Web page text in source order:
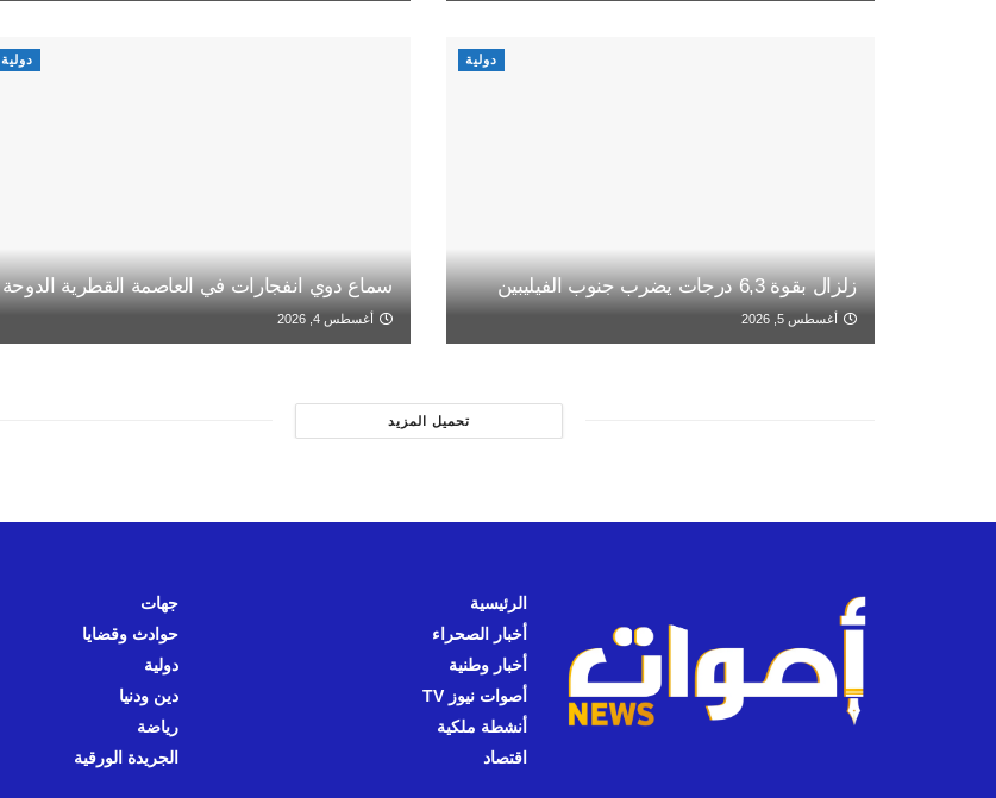
دولية
زلزال بقوة 6,3 درجات يضرب جنوب الفيليبين
أغسطس 5, 2026
دولية
سماع دوي انفجارات في العاصمة القطرية الدوحة
أغسطس 4, 2026
تحميل المزيد
الرئيسية
أخبار الصحراء
أخبار وطنية
أصوات نيوز TV
أنشطة ملكية
اقتصاد
جهات
حوادث وقضايا
دولية
دين ودنيا
رياضة
الجريدة الورقية